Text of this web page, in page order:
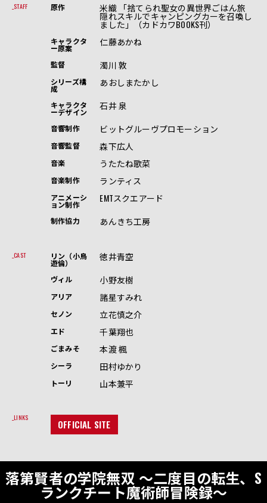
STAFF 原作 米織 「捨てられ聖女の異世界ごはん旅
隠れスキルでキャンピングカーを召喚し
ました」（カドカワBOOKS刊）
キャラクタ
ー原案
仁藤あかね
監督 濁川 敦
シリーズ構
成
あおしまたかし
キャラクタ
ーデザイン
石井 泉
音響制作 ビットグルーヴプロモーション
音響監督 森下広人
音楽 うたたね歌菜
音楽制作 ランティス
アニメーシ
ョン制作
EMTスクエアード
制作協力 あんきち工房
CAST リン（小鳥
遊倫）
徳井青空
ヴィル 小野友樹
アリア 諸星すみれ
セノン 立花慎之介
エド 千葉翔也
ごまみそ 本渡 楓
シーラ 田村ゆかり
トーリ 山本兼平
LINKS
OFFICIAL SITE
落第賢者の学院無双 ～二度目の転生、S
ランクチート魔術師冒険録～